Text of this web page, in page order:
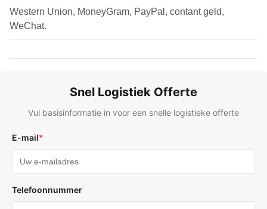
Western Union, MoneyGram, PayPal, contant geld,
WeChat.
Snel Logistiek Offerte
Vul basisinformatie in voor een snelle logistieke offerte
E-mail*
Telefoonnummer